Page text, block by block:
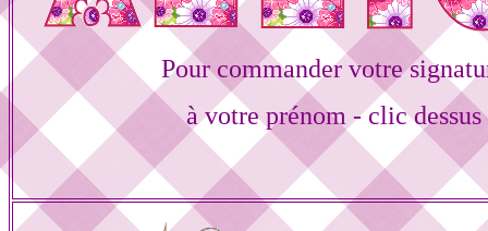
Pour commander votre
à votre prénom - clic dessus